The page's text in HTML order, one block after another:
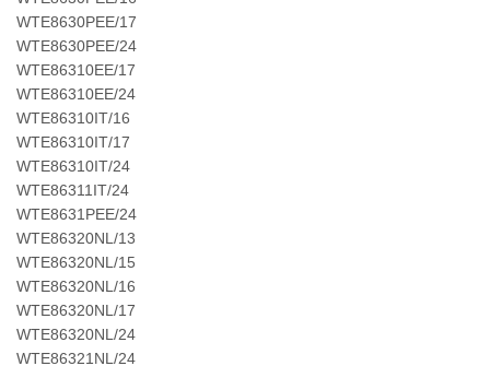
WTE8630PEE/17
WTE8630PEE/24
WTE86310EE/17
WTE86310EE/24
WTE86310IT/16
WTE86310IT/17
WTE86310IT/24
WTE86311IT/24
WTE8631PEE/24
WTE86320NL/13
WTE86320NL/15
WTE86320NL/16
WTE86320NL/17
WTE86320NL/24
WTE86321NL/24